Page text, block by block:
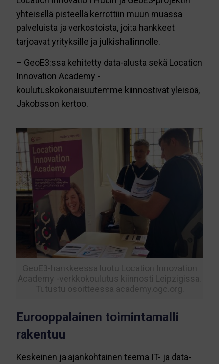
yhteisellä pisteellä kerrottiin muun muassa
palveluista ja verkostoista, joita hankkeet
tarjoavat yrityksille ja julkishallinnolle.
– GeoE3:ssa kehitetty data-alusta sekä Location
Innovation Academy -
koulutuskokonaisuutemme kiinnostivat yleisöä,
Jakobsson kertoo.
GeoE3-hankkeessa luotu Location Innovation
Academy -verkkokoulutus kiinnosti Leipzigissa.
Tutustu osoitteessa academy.ogc.org.
Eurooppalainen toimintamalli
rakentuu
Keskeinen ja ajankohtainen teema IT- ja data-